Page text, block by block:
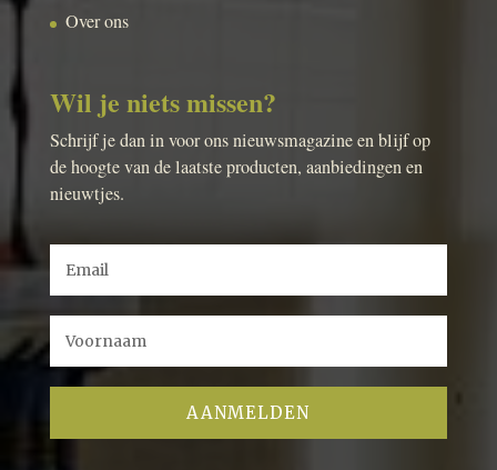
Over ons
Wil je niets missen?
Schrijf je dan in voor ons nieuwsmagazine en blijf op
de hoogte van de laatste producten, aanbiedingen en
nieuwtjes.